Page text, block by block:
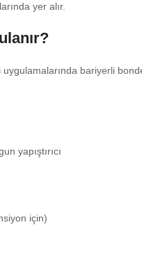
yer alır.
bariyerli
yapıştırıcı
için)